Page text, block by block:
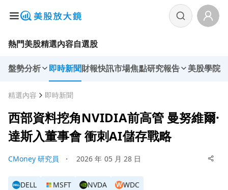
熱門美股精選內容自選股
盤勢分析 即時新聞財報快訊市場焦點研究報告 美股學院
精選內容 即時新聞
西部資料挖角NVIDIA前高管 曼努維爾·
達斯入董事會 衝刺AI儲存戰略
CMoney 研究員 ・ 2026 年 05 月 28 日
DELL MSFT NVDA WWDC